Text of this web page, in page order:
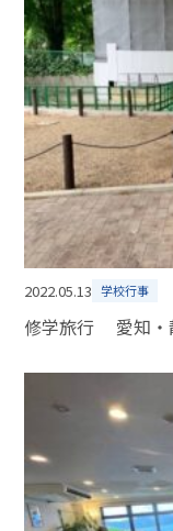
2022.05.13 学校行事
修学旅行 愛知・